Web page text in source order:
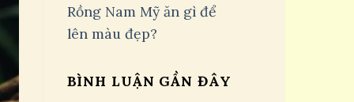
Rồng Nam Mỹ ăn gì để
lên màu đẹp?
BÌNH LUẬN GẦN ĐÂY